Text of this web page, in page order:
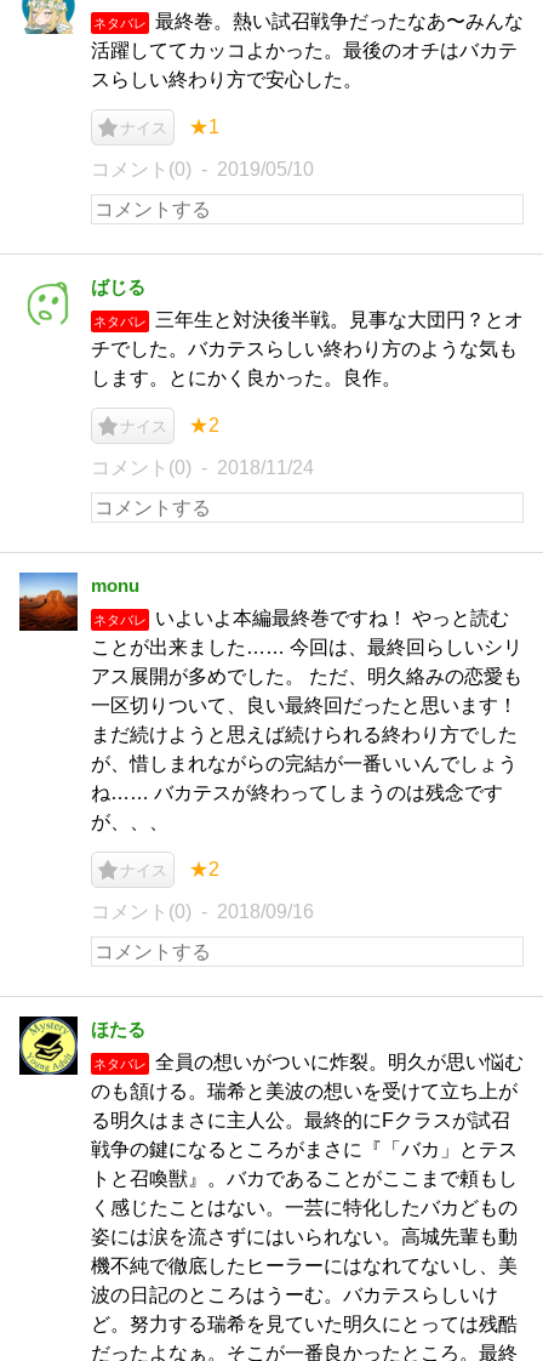
ネタバレ
最終巻。熱い試召戦争だったなあ〜みんな
活躍しててカッコよかった。最後のオチはバカテ
スらしい終わり方で安心した。
ナイス ★1
コメント(0) 2019/05/10
ばじる
ネタバレ
三年生と対決後半戦。見事な大団円？とオ
チでした。バカテスらしい終わり方のような気も
します。とにかく良かった。良作。
ナイス ★2
コメント(0) 2018/11/24
monu
ネタバレ
いよいよ本編最終巻ですね！ やっと読む
ことが出来ました…… 今回は、最終回らしいシリ
アス展開が多めでした。 ただ、明久絡みの恋愛も
一区切りついて、良い最終回だったと思います！
まだ続けようと思えば続けられる終わり方でした
が、惜しまれながらの完結が一番いいんでしょう
ね…… バカテスが終わってしまうのは残念です
が、、、
ナイス ★2
コメント(0) 2018/09/16
ほたる
ネタバレ
全員の想いがついに炸裂。明久が思い悩む
のも頷ける。瑞希と美波の想いを受けて立ち上が
る明久はまさに主人公。最終的にFクラスが試召
戦争の鍵になるところがまさに『「バカ」とテス
トと召喚獣』。バカであることがここまで頼もし
く感じたことはない。一芸に特化したバカどもの
姿には涙を流さずにはいられない。高城先輩も動
機不純で徹底したヒーラーにはなれてないし、美
波の日記のところはうーむ。バカテスらしいけ
ど。努力する瑞希を見ていた明久にとっては残酷
だったよなぁ。そこが一番良かったところ。最終